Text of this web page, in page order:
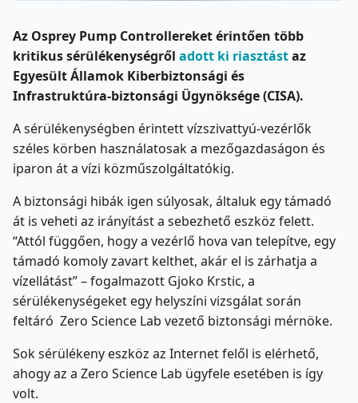
Az Osprey Pump Controllereket érintően több
kritikus sérülékenységről adott ki riasztástaz
Egyesült Államok Kiberbiztonsági és
Infrastruktúra-biztonsági Ügynöksége (CISA).
A sérülékenységben érintett vízszivattyú-vezérlők
széles körben használatosak a mezőgazdaságon és
iparon át a vízi közműszolgáltatókig.
A biztonsági hibák igen súlyosak, általuk egy támadó
át is veheti az irányítást a sebezhető eszköz felett.
“Attól függően, hogy a vezérlő hova van telepítve, egy
támadó komoly zavart kelthet, akár el is zárhatja a
vízellátást” – fogalmazott Gjoko Krstic, a
sérülékenységeket egy helyszíni vizsgálat során
feltáró Zero Science Lab vezető biztonsági mérnöke.
Sok sérülékeny eszköz az Internet felől is elérhető,
ahogy az a Zero Science Lab ügyfele esetében is így
volt.